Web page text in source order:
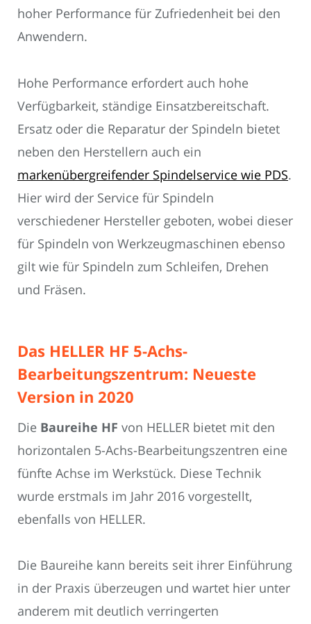
hoher Performance für Zufriedenheit bei den
Anwendern.
Hohe Performance erfordert auch hohe
Verfügbarkeit, ständige Einsatzbereitschaft.
Ersatz oder die Reparatur der Spindeln bietet
neben den Herstellern auch ein
markenübergreifender Spindelservice wie PDS.
Hier wird der Service für Spindeln
verschiedener Hersteller geboten, wobei dieser
für Spindeln von Werkzeugmaschinen ebenso
gilt wie für Spindeln zum Schleifen, Drehen
und Fräsen.
Das HELLER HF 5-Achs-
Bearbeitungszentrum: Neueste
Version in 2020
Die Baureihe HF von HELLER bietet mit den
horizontalen 5-Achs-Bearbeitungszentren eine
fünfte Achse im Werkstück. Diese Technik
wurde erstmals im Jahr 2016 vorgestellt,
ebenfalls von HELLER.
Die Baureihe kann bereits seit ihrer Einführung
in der Praxis überzeugen und wartet hier unter
anderem mit deutlich verringerten